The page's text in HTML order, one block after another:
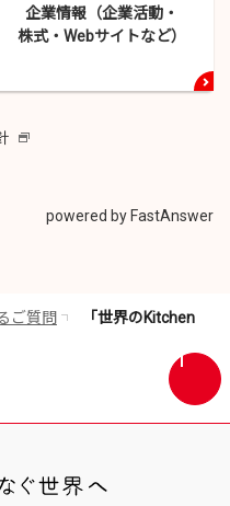
企業情報（企業活動・
株式・ Webサイトなど）
新
で
す
powered by FastAnswer
ご質問
「世界のKitchen
画
面